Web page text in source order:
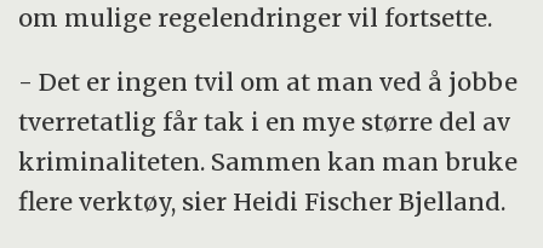
om mulige regelendringer vil fortsette.
- Det er ingen tvil om at man ved å jobbe
tverretatlig får tak i en mye større del av
kriminaliteten. Sammen kan man bruke
flere verktøy, sier Heidi Fischer Bjelland.